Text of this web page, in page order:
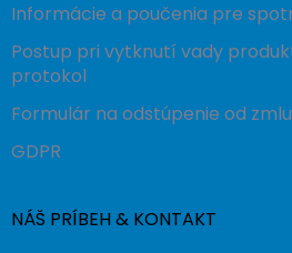
Informácie a poučenia pre
Postup pri vytknutí vady
protokol
Formulár na odstúpenie od
GDPR
NÁŠ PRÍBEH & KONTAKT